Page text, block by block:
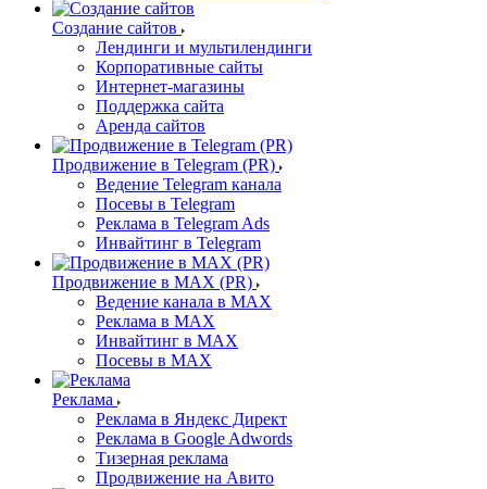
Создание сайтов
Лендинги и мультилендинги
Корпоративные сайты
Интернет-магазины
Поддержка сайта
Аренда сайтов
Продвижение в Telegram (PR)
Ведение Telegram канала
Посевы в Telegram
Реклама в Telegram Ads
Инвайтинг в Telegram
Продвижение в MAX (PR)
Ведение канала в MAX
Реклама в MAX
Инвайтинг в MAX
Посевы в MAX
Реклама
Реклама в Яндекс Директ
Реклама в Google Adwords
Тизерная реклама
Продвижение на Авито